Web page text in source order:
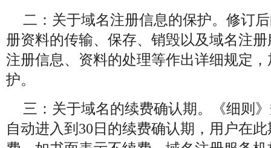
二：关于域名注册信息的保护。修订
册资料的传输、保存、销毁以及域名注
注册信息、资料的处理等作出详细规定
护。
三：关于域名的续费确认期。《细则
自动进入到30日的续费确认期，用户在